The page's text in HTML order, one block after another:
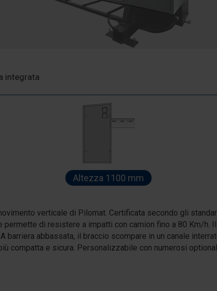
integrata
Altezza 1100 mm
verticale di Pilomat. Certificata secondo gli
di resistere a impatti con camion fino a 80 Km/h.
barriera abbassata, il braccio scompare in un canale
compatta e sicura. Personalizzabile con numerosi